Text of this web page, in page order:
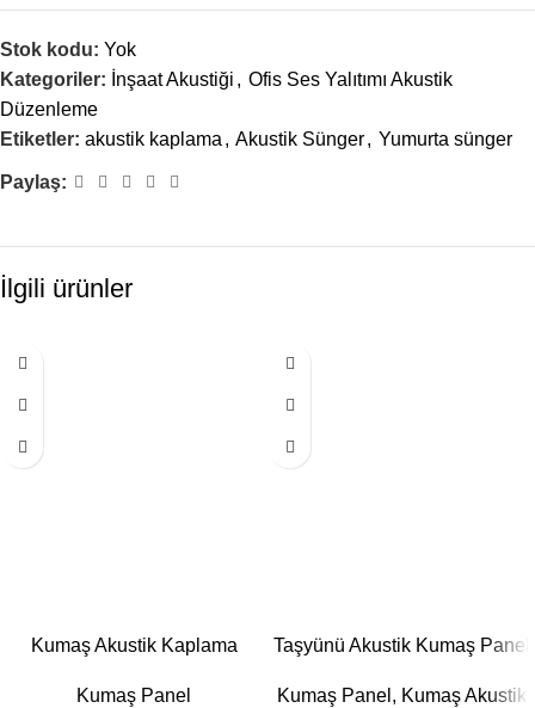
Stok kodu: Yok
Kategoriler: İnşaat Akustiği , Ofis Ses Yalıtımı Akustik
Düzenleme
Etiketler: akustik kaplama , Akustik Sünger, Yumurta sünger
Paylaş:
İlgili ürünler
Kumaş Akustik Kaplama
Kumaş Panel
Taşyünü Akustik Kumaş Panel
Kumaş Panel , Kumaş Akustik